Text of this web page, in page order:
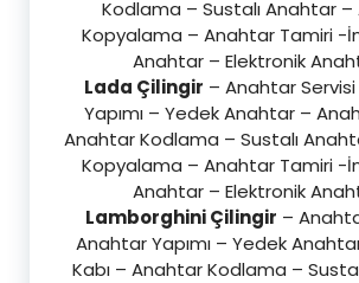
Kodlama – Sustalı Anahtar
Kopyalama – Anahtar Tamiri -
Anahtar – Elektronik
Lada Çilingir – Anahtar
Yapımı – Yedek Anahtar –
Anahtar Kodlama – Sustalı
Kopyalama – Anahtar Tamiri -
Anahtar – Elektronik
Lamborghini Çilingir –
Anahtar Yapımı – Yedek
Kabı – Anahtar Kodlama –